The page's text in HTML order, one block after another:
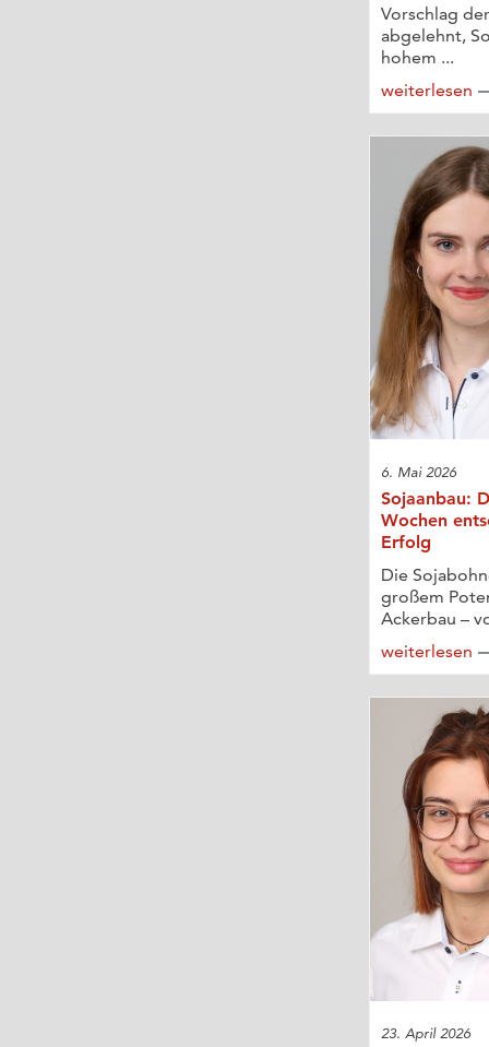
Vorschlag
abgelehnt,
hohem ...
weiterlesen
6. Mai 2026
Sojaanbau:
Wochen
Erfolg
Die
großem
Ackerbau –
weiterlesen
23. April 2026